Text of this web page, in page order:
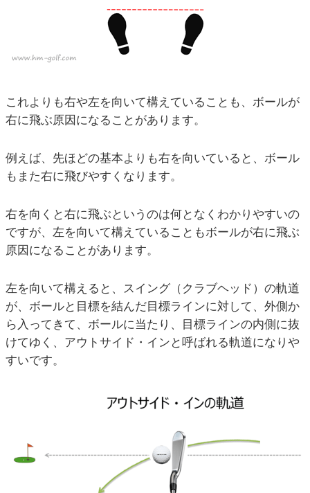
これよりも右や左を向いて構えていることも、ボールが
右に飛ぶ原因になることがあります。
例えば、先ほどの基本よりも右を向いていると、ボール
もまた右に飛びやすくなります。
右を向くと右に飛ぶというのは何となくわかりやすいの
ですが、左を向いて構えていることもボールが右に飛ぶ
原因になることがあります。
左を向いて構えると、スイング（クラブヘッド）の軌道
が、ボールと目標を結んだ目標ラインに対して、外側か
ら入ってきて、ボールに当たり、目標ラインの内側に抜
けてゆく、アウトサイド・インと呼ばれる軌道になりや
すいです。